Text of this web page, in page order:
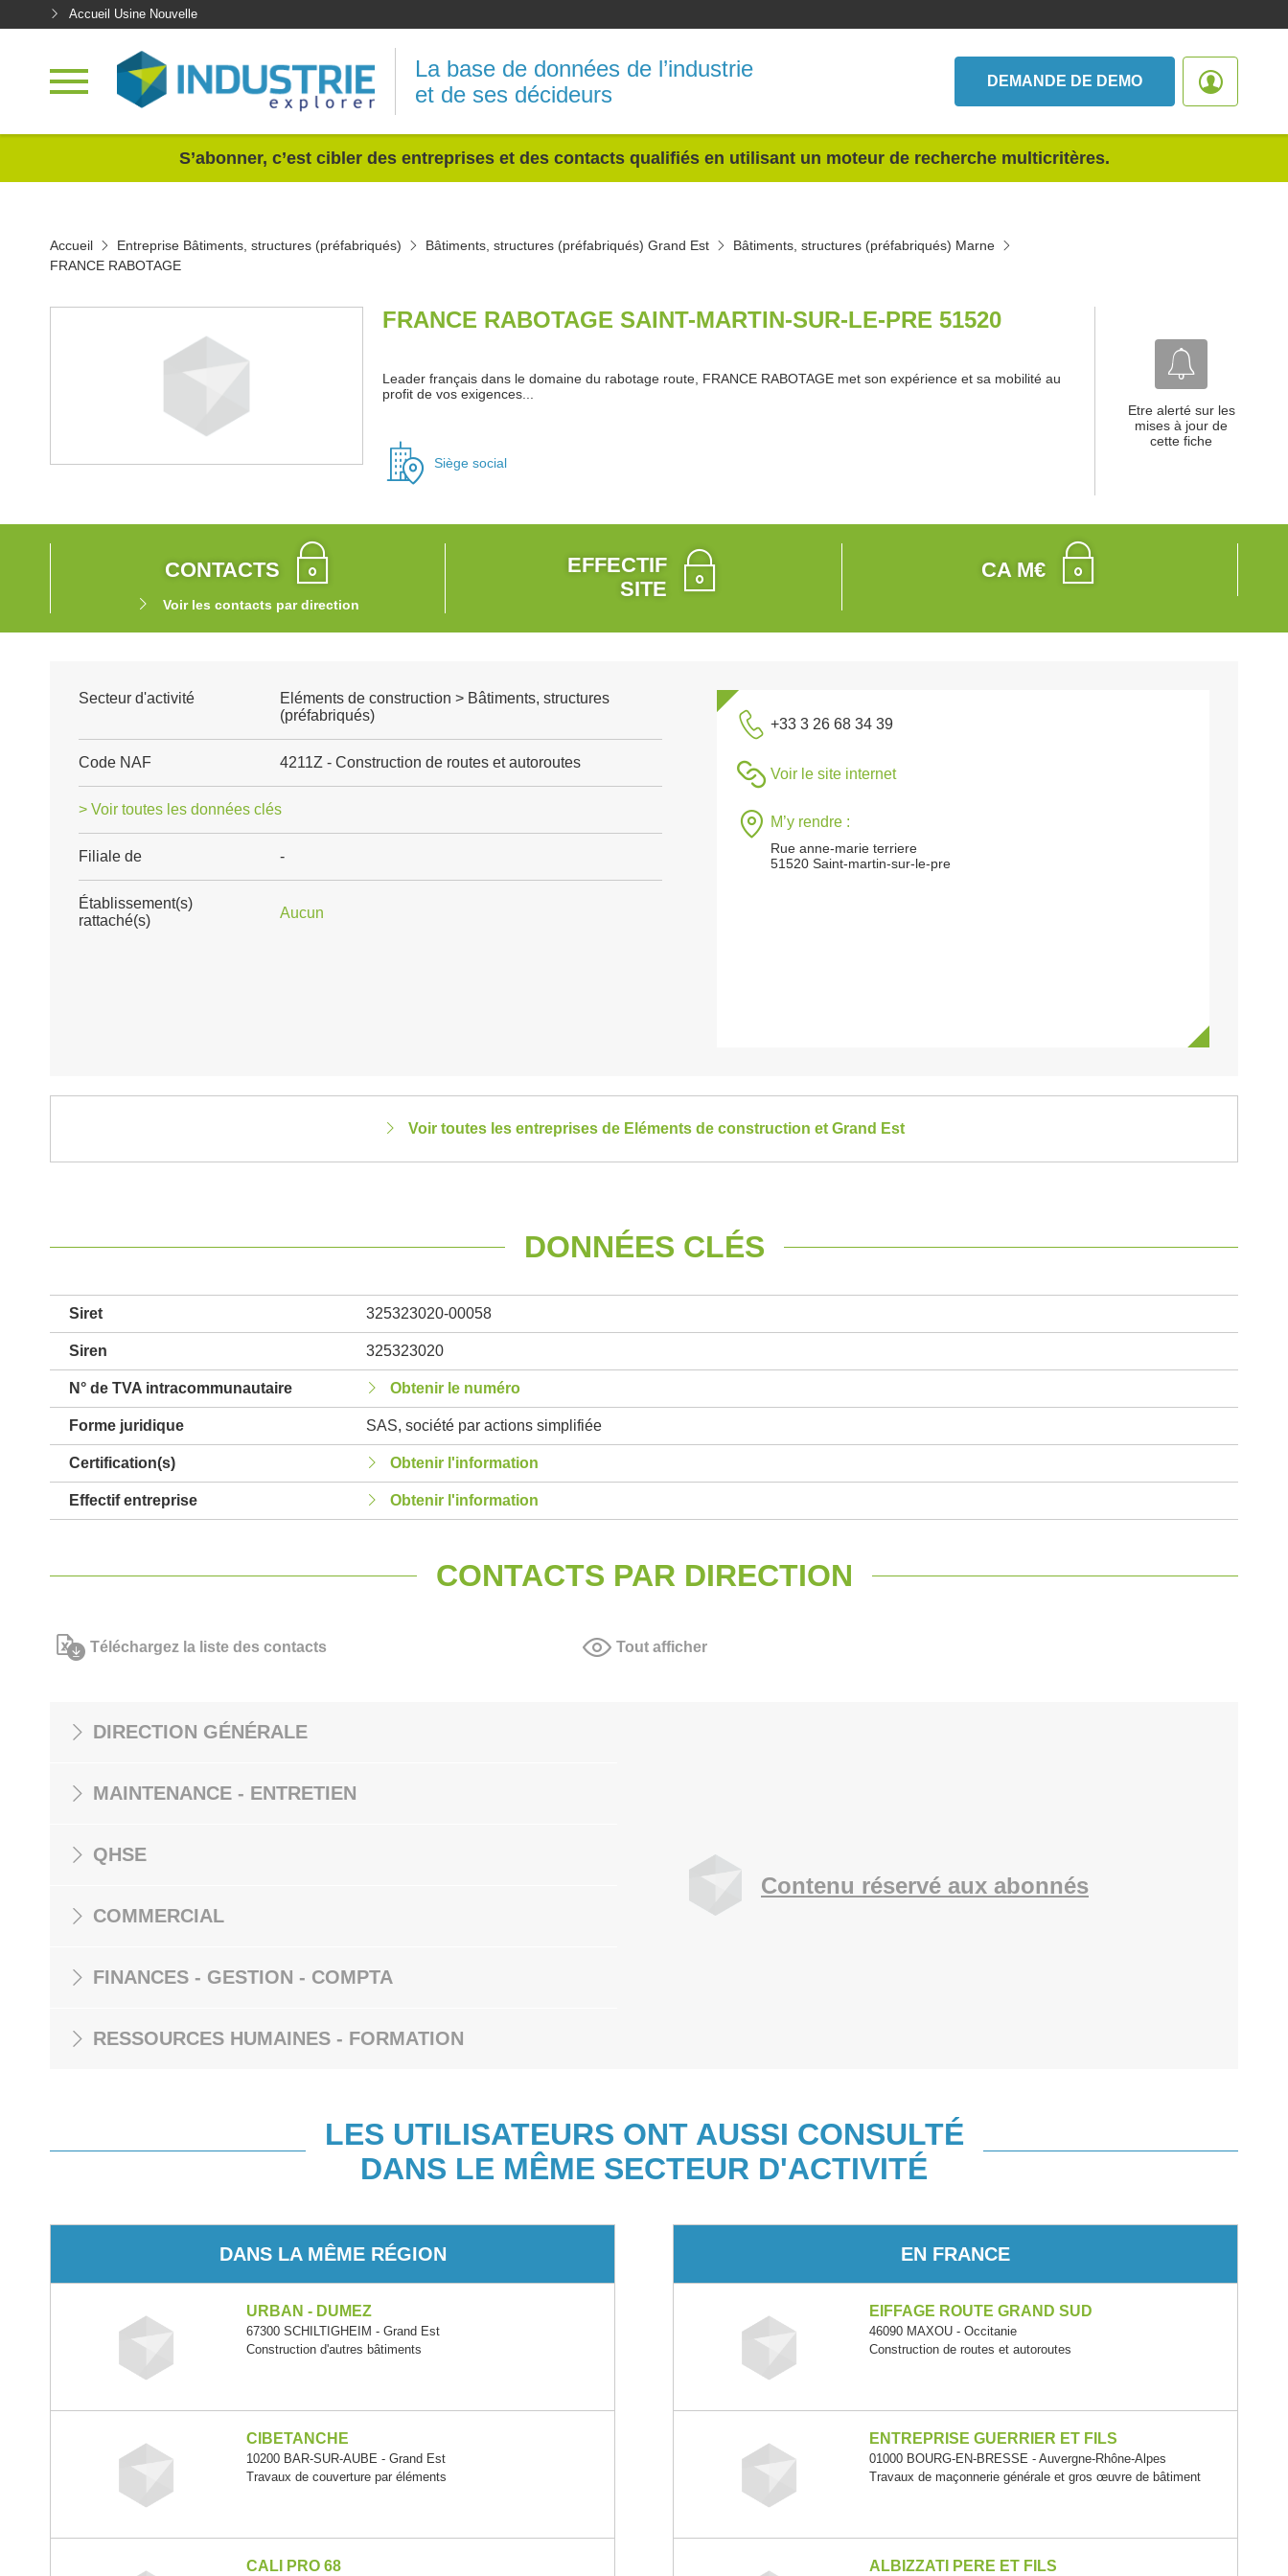
Accueil Usine Nouvelle
La base de données de l’industrie
et de ses décideurs
DEMANDE DE DEMO
S’abonner, c’est cibler des entreprises et des contacts qualifiés en utilisant un moteur de recherche multicritères.
Accueil Entreprise Bâtiments, structures (préfabriqués) Bâtiments, structures (préfabriqués) Grand Est
Bâtiments, structures (préfabriqués) Marne
FRANCE RABOTAGE
FRANCE RABOTAGE SAINT-MARTIN-SUR-LE-PRE 51520
Leader français dans le domaine du rabotage route, FRANCE RABOTAGE met son expérience et sa mobilité au
profit de vos exigences...
Siège social
Etre alerté sur les
mises à jour de
cette fiche
CONTACTS
Voir les contacts par direction
EFFECTIF
SITE
CA M€
Secteur d'activité
Eléments de construction > Bâtiments, structures
(préfabriqués)
Code NAF 4211Z - Construction de routes et autoroutes
> Voir toutes les données clés
Filiale de -
Établissement(s)
rattaché(s)
Aucun
+33 3 26 68 34 39
Voir le site internet
M’y rendre :
Rue anne-marie terriere
51520 Saint-martin-sur-le-pre
Voir toutes les entreprises de Eléments de construction et Grand Est
DONNÉES CLÉS
Siret 325323020-00058
Siren 325323020
N° de TVA intracommunautaire Obtenir le numéro
Forme juridique SAS, société par actions simplifiée
Certification(s) Obtenir l'information
Effectif entreprise Obtenir l'information
CONTACTS PAR DIRECTION
Téléchargez la liste des contacts Tout afficher
DIRECTION GÉNÉRALE
MAINTENANCE - ENTRETIEN
QHSE
COMMERCIAL
FINANCES - GESTION - COMPTA
RESSOURCES HUMAINES - FORMATION
Contenu réservé aux abonnés
LES UTILISATEURS ONT AUSSI CONSULTÉ
DANS LE MÊME SECTEUR D'ACTIVITÉ
DANS LA MÊME RÉGION
URBAN - DUMEZ
67300 SCHILTIGHEIM - Grand Est
Construction d'autres bâtiments
CIBETANCHE
10200 BAR-SUR-AUBE - Grand Est
Travaux de couverture par éléments
CALI PRO 68
EN FRANCE
EIFFAGE ROUTE GRAND SUD
46090 MAXOU - Occitanie
Construction de routes et autoroutes
ENTREPRISE GUERRIER ET FILS
01000 BOURG-EN-BRESSE - Auvergne-Rhône-Alpes
Travaux de maçonnerie générale et gros œuvre de bâtiment
ALBIZZATI PERE ET FILS